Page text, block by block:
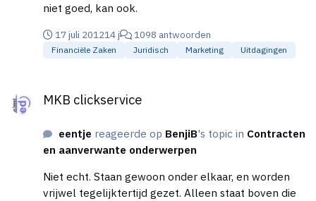
niet goed, kan ook.
17 juli 201214 j 1098 antwoorden
Financiële Zaken Juridisch Marketing Uitdagingen
MKB clickservice
eentje reageerde op BenjiB's topic in Contracten
en aanverwante onderwerpen
Niet echt. Staan gewoon onder elkaar, en worden
vrijwel tegelijktertijd gezet. Alleen staat boven die